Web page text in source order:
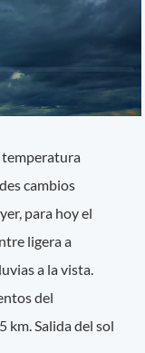
temperatura
cambios
para hoy el
ligera a
a la vista.
del
km. Salida del sol